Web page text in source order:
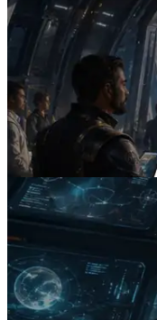
2026.07.04
ERPC、x402
公開 — AI エ
にその場で支
この記事を読む